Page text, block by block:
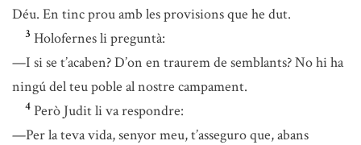
Déu. En tinc prou amb les provisions que he dut.
3 Holofernes li preguntà:
—I si se t’acaben? D’on en traurem de semblants? No hi ha
ningú del teu poble al nostre campament.
4 Però Judit li va respondre:
—Per la teva vida, senyor meu, t’asseguro que, abans